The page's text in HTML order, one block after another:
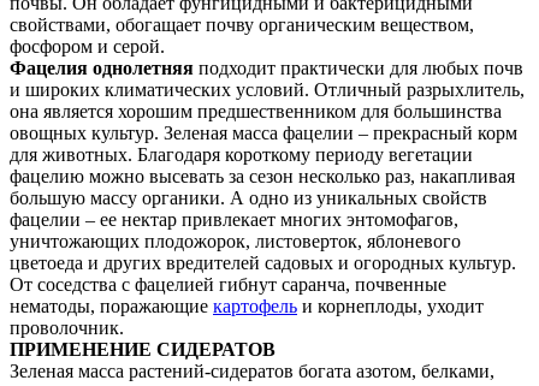
свойствами, обогащает почву органическим веществом,
фосфором и серой.
Фацелия однолетняя подходит практически для любых почв
и широких климатических условий. Отличный разрыхлитель,
она является хорошим предшественником для большинства
овощных культур. Зеленая масса фацелии – прекрасный корм
для животных. Благодаря короткому периоду вегетации
фацелию можно высевать за сезон несколько раз, накапливая
большую массу органики. А одно из уникальных свойств
фацелии – ее нектар привлекает многих энтомофагов,
уничтожающих плодожорок, листоверток, яблоневого
цветоеда и других вредителей садовых и огородных культур.
От соседства с фацелией гибнут саранча, почвенные
нематоды, поражающие картофель и корнеплоды, уходит
проволочник.
ПРИМЕНЕНИЕ СИДЕРАТОВ
Зеленая масса растений-сидератов богата азотом, белками,